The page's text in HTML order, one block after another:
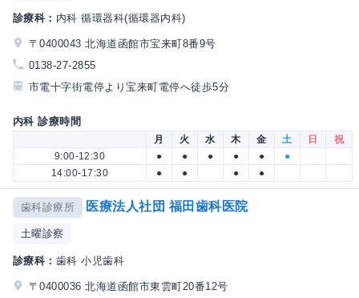
診療科： 内科 循環器科(循環器内科)
〒0400043 北海道函館市宝来町8番9号
0138-27-2855
市電十字街電停より宝来町電停へ徒歩5分
内科 診療時間
月 火 水 木 金 土 日
祝
9:00-12:30
● ● ● ● ●
●
14:00-17:30
● ● ● ●
歯科診療所 医療法人社団 福田歯科医院
土曜診察
診療科： 歯科 小児歯科
〒0400036 北海道函館市東雲町20番12号